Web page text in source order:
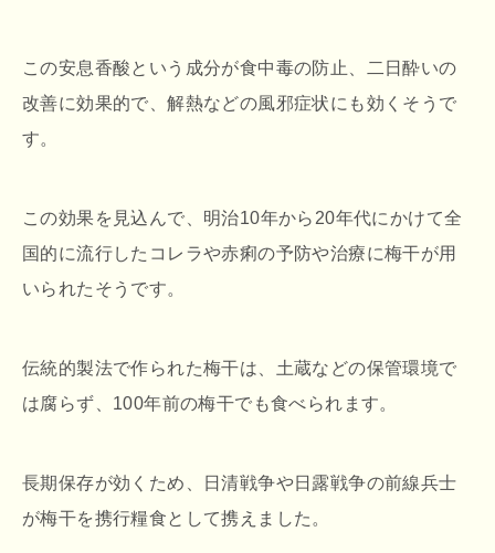
この安息香酸という成分が食中毒の防止、二日酔いの
改善に効果的で、解熱などの風邪症状にも効くそうで
す。
この効果を見込んで、明治10年から20年代にかけて全
国的に流行したコレラや赤痢の予防や治療に梅干が用
いられたそうです。
伝統的製法で作られた梅干は、土蔵などの保管環境で
は腐らず、100年前の梅干でも食べられます。
長期保存が効くため、日清戦争や日露戦争の前線兵士
が梅干を携行糧食として携えました。